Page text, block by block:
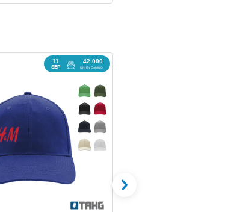
11
SEP
42.000
UN. EN CAMINO